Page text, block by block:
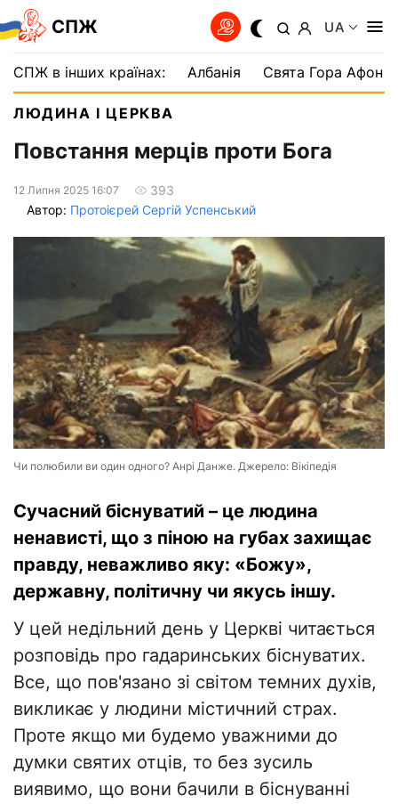
СПЖ UA
СПЖ в інших країнах: Албанія Свята Гора Афон
ЛЮДИНА І ЦЕРКВА
Повстання мерців проти Бога
12 Липня 2025 16:07
393
Автор: Протоієрей Сергій Успенський
Чи полюбили ви один одного? Анрі Данже. Джерело: Вікіпедія
Сучасний біснуватий – це людина
ненависті, що з піною на губах захищає
правду, неважливо яку: «Божу»,
державну, політичну чи якусь іншу.
У цей недільний день у Церкві читається
розповідь про гадаринських біснуватих.
Все, що пов'язано зі світом темних духів,
викликає у людини містичний страх.
Проте якщо ми будемо уважними до
думки святих отців, то без зусиль
виявимо, що вони бачили в біснуванні